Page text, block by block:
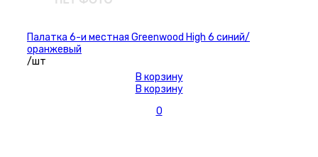
Палатка 6-и местная Greenwood High 6 синий/
оранжевый
/шт
В корзину
В корзину
0